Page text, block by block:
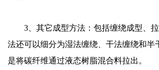
3、其它成型方法： 包括缠绕成型、
法还可以细分为湿法缠绕、干法缠绕和半
是将碳纤维通过液态树脂混合料拉出。